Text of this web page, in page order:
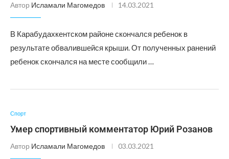
Автор Исламали Магомедов 14.03.2021
В Карабудахкентском районе скончался ребенок в
результате обвалившейся крыши. От полученных ранений
ребенок скончался на месте сообщили …
Спорт
Умер спортивный комментатор Юрий Розанов
Автор Исламали Магомедов 03.03.2021